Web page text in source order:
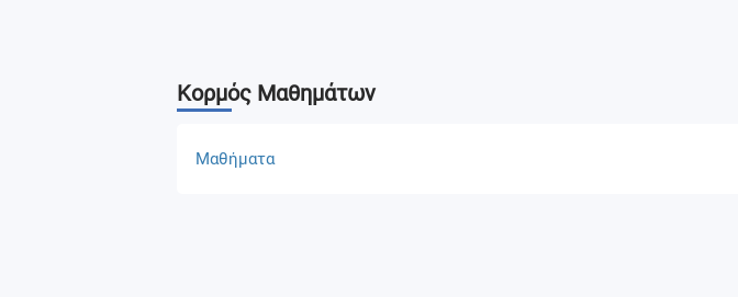
Κορμός Μαθημάτων
Μαθήματα